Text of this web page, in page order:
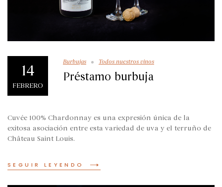
14
FEBRERO
Burbujas Todos nuestros vinos
Préstamo burbuja
Cuvée 100% Chardonnay es una expresión única de la
exitosa asociación entre esta variedad de uva y el terruño de
Château Saint Louis.
SEGUIR LEYENDO